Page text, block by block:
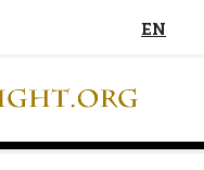
EN